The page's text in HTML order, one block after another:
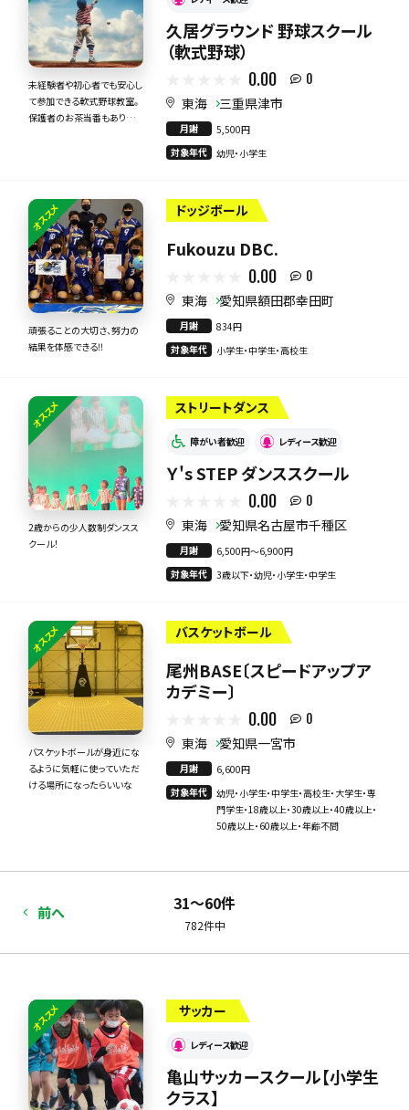
未経験者や初心者でも安心し
て参加できる軟式野球教室。
保護者のお茶当番もありま
久居グラウンド 野球スクール
（軟式野球）
0.00 0
東海 三重県津市
月謝
5,500円
対象年代
幼児・小学生
オススメ
頑張ることの大切さ、努力の
結果を体感できる‼︎
ドッジボール
Fukouzu DBC.
0.00 0
東海 愛知県額田郡幸田町
月謝
834円
対象年代
小学生・中学生・高校生
オススメ
2歳からの少人数制ダンスス
クール！
ストリートダンス
障がい者歓迎 レディース歓迎
Ｙ's STEP ダンススクール
0.00 0
東海 愛知県名古屋市千種区
月謝
6,500円〜6,900円
対象年代
3歳以下・幼児・小学生・中学生
オススメ
バスケットボールが身近にな
るように気軽に使っていただ
ける場所になったらいいな
バスケットボール
尾州BASE〔スピードアップア
カデミー〕
0.00 0
東海 愛知県一宮市
月謝
6,600円
対象年代
幼児・小学生・中学生・高校生・大学生・専
門学生・18歳以上・30歳以上・40歳以上・
50歳以上・60歳以上・年齢不問
31〜60件
782件中
前へ
オススメ サッカー
レディース歓迎
亀山サッカースクール【小学生
クラス】